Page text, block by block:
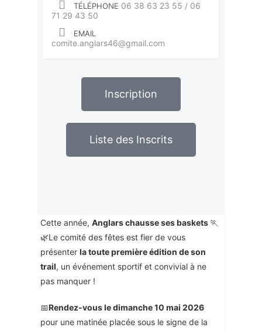
TÉLÉPHONE 06 38 63 23 55 / 06
71 29 43 50
EMAIL
comite.anglars46@gmail.com
Inscription
Liste des Inscrits
Cette année, Anglars chausse ses baskets 🏃
🌿Le comité des fêtes est fier de vous
présenter la toute première édition de son
trail, un événement sportif et convivial à ne
pas manquer !
📅Rendez-vous le dimanche 10 mai 2026
pour une matinée placée sous le signe de la